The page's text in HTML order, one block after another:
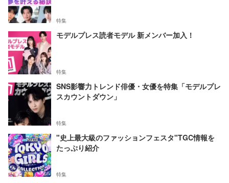
特集
モデルプレス読者モデル 新メンバー加入！
特集
SNS影響力トレンド俳優・女優を特集「モデルプレ
スカウントダウン」
特集
"史上最大級のファッションフェスタ"TGC情報を
たっぷり紹介
特集